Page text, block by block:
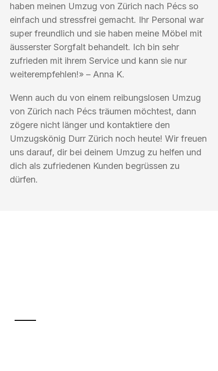
haben meinen Umzug von Zürich nach Pécs so
einfach und stressfrei gemacht. Ihr Personal war
super freundlich und sie haben meine Möbel mit
äusserster Sorgfalt behandelt. Ich bin sehr
zufrieden mit ihrem Service und kann sie nur
weiterempfehlen!» – Anna K.
Wenn auch du von einem reibungslosen Umzug
von Zürich nach Pécs träumen möchtest, dann
zögere nicht länger und kontaktiere den
Umzugskönig Durr Zürich noch heute! Wir freuen
uns darauf, dir bei deinem Umzug zu helfen und
dich als zufriedenen Kunden begrüssen zu
dürfen.